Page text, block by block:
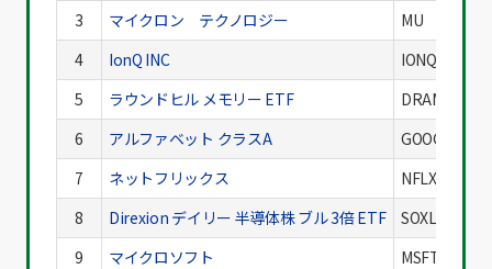
3
マイクロン テクノロジー MU
4
IonQ INC IONQ
5
ラウンドヒル メモリー ETF DRAM
6
アルファベット クラスA GOOGL
7
ネットフリックス NFLX
8
Direxion デイリー 半導体株 ブル 3倍 ETF SOXL
9
マイクロソフト MSFT